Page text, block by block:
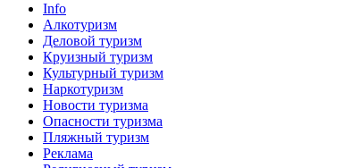
Info
Алкотуризм
Деловой туризм
Круизный туризм
Культурный туризм
Наркотуризм
Новости туризма
Опасности туризма
Пляжный туризм
Реклама